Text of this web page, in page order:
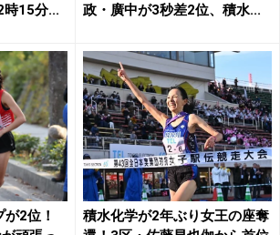
時15分...
政・廣中が3秒差2位、積水...
2位！
積水化学が2年ぶり女王の座奪